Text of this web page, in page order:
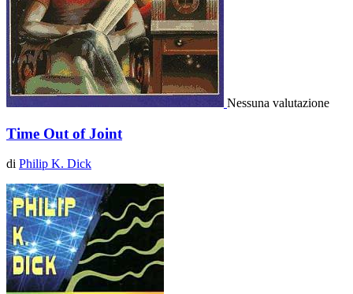
Nessuna valutazione
Time Out of Joint
di Philip K. Dick